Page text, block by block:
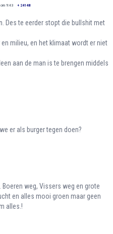
9:43 + 24148
Des te eerder stopt die bullshit met
milieu, en het klimaat wordt er niet
aan de man is te brengen middels
er als burger tegen doen?
weg, Vissers weg en grote
en alles mooi groen maar geen
alles.!